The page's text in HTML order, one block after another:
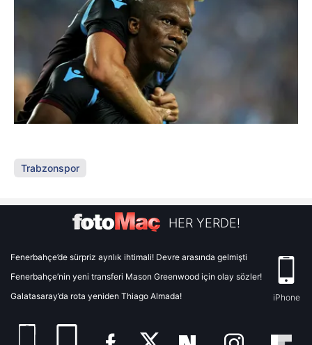
Trabzonspor
HER YERDE!
Fenerbahçe’de sürpriz ayrılık ihtimali! Devre arasında gelmişti
Fenerbahçe’nin yeni transferi Mason Greenwood için olay sözler!
Galatasaray’da rota yeniden Thiago Almada!
iPhone